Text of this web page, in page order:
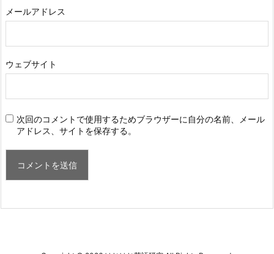
メールアドレス
ウェブサイト
次回のコメントで使用するためブラウザーに自分の名前、メール
アドレス、サイトを保存する。